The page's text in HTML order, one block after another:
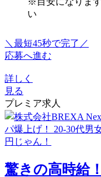
い
＼最短45秒で完了／
応募へ進む
詳しく
見る
プレミア求人
驚きの高時給